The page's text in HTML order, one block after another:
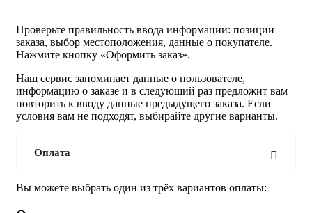
Проверьте правильность ввода информации: позиции
заказа, выбор местоположения, данные о покупателе.
Нажмите кнопку «Оформить заказ».
Наш сервис запоминает данные о пользователе,
информацию о заказе и в следующий раз предложит вам
повторить к вводу данные предыдущего заказа. Если
условия вам не подходят, выбирайте другие варианты.
Оплата
Вы можете выбрать один из трёх вариантов оплаты: